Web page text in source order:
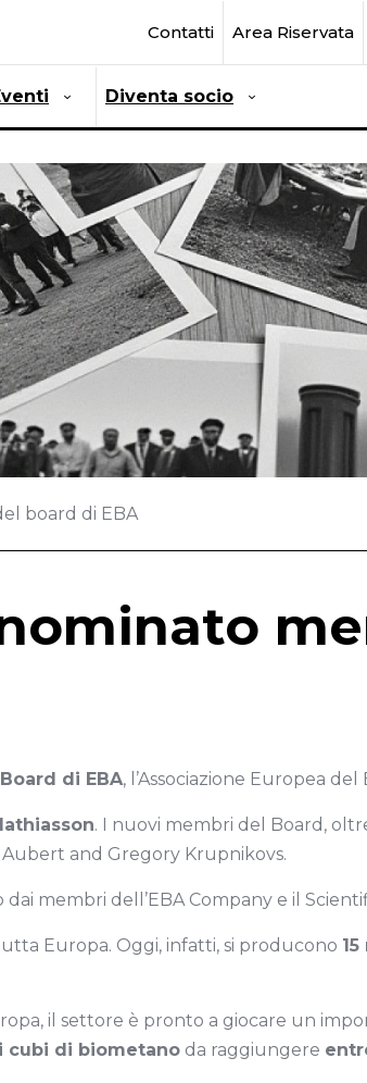
Contatti Area Riservata
Diventa socio
board di EBA
di EBA, l’Associazione Europea del
. I nuovi membri del Board,
Aubert and Gregory Krupnikovs.
membri dell’EBA Company e il
Europa. Oggi, infatti, si producono
il settore è pronto a giocare un
cubi di biometano da raggiungere